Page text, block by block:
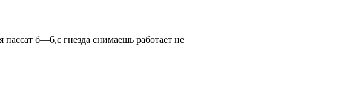
б—6,с гнезда снимаешь работает не